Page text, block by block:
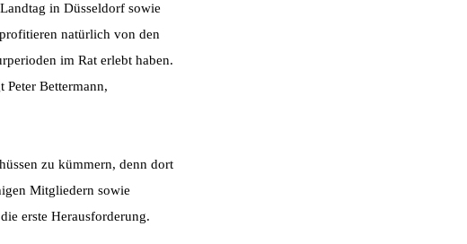
in Düsseldorf sowie
natürlich von den
im Rat erlebt haben.
Bettermann,
zu kümmern, denn dort
Mitgliedern sowie
die erste Herausforderung.